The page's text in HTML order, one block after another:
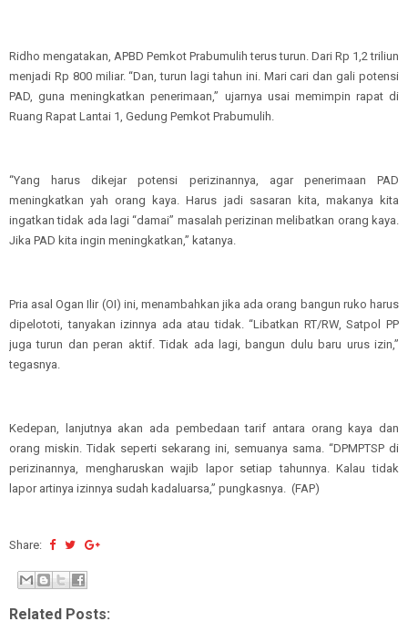
Ridho mengatakan, APBD Pemkot Prabumulih terus turun. Dari Rp 1,2 triliun
menjadi Rp 800 miliar. “Dan, turun lagi tahun ini. Mari cari dan gali potensi
PAD, guna meningkatkan penerimaan,” ujarnya usai memimpin rapat di
Ruang Rapat Lantai 1, Gedung Pemkot Prabumulih.
“Yang harus dikejar potensi perizinannya, agar penerimaan PAD
meningkatkan yah orang kaya. Harus jadi sasaran kita, makanya kita
ingatkan tidak ada lagi “damai” masalah perizinan melibatkan orang kaya.
Jika PAD kita ingin meningkatkan,” katanya.
Pria asal Ogan Ilir (OI) ini, menambahkan jika ada orang bangun ruko harus
dipelototi, tanyakan izinnya ada atau tidak. “Libatkan RT/RW, Satpol PP
juga turun dan peran aktif. Tidak ada lagi, bangun dulu baru urus izin,”
tegasnya.
Kedepan, lanjutnya akan ada pembedaan tarif antara orang kaya dan
orang miskin. Tidak seperti sekarang ini, semuanya sama. “DPMPTSP di
perizinannya, mengharuskan wajib lapor setiap tahunnya. Kalau tidak
lapor artinya izinnya sudah kadaluarsa,” pungkasnya. (FAP)
Share:
Related Posts: